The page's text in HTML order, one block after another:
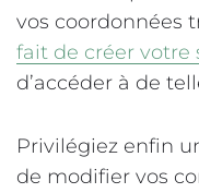
vos coordonnées
fait de créer votre
d’accéder à de
Privilégiez enfin
de modifier vos